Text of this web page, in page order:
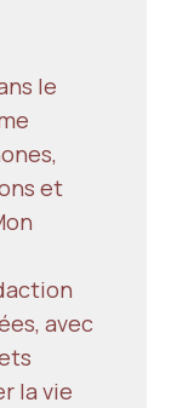
le
et
avec
la vie